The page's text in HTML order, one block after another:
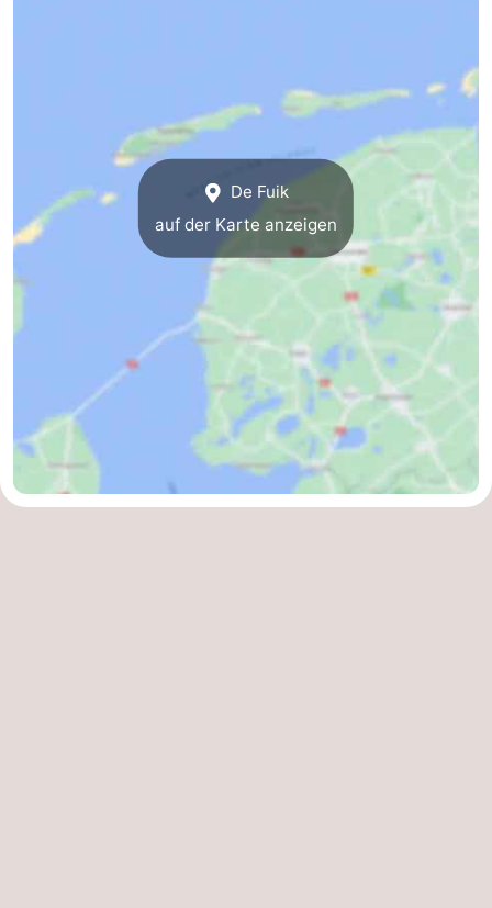
De Fuik
auf der Karte anzeigen